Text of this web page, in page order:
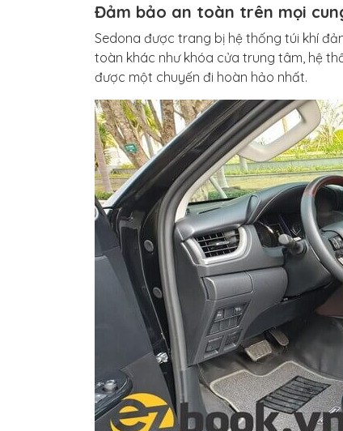
Đảm bảo an toàn trên mọi
Sedona được trang bị hệ thống túi khí
toàn khác như khóa cửa trung tâm, hệ
được một chuyến đi hoàn hảo nhất.